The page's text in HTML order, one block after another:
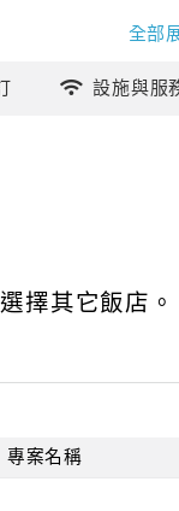
全部
設施與服
擇其它飯店。
專案名稱